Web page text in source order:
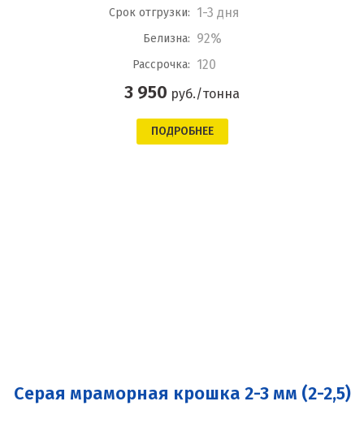
Срок отгрузки: 1-3 дня
Белизна: 92%
Рассрочка: 120
3 950 руб./тонна
ПОДРОБНЕЕ
Серая мраморная крошка 2-3 мм (2-2,5)